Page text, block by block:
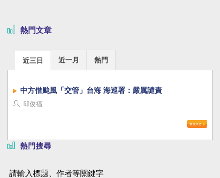
熱門文章
近三日 近一月 熱門
中方借颱風「交管」台海 海巡署：嚴厲譴責
邱俊福
熱門搜尋
請輸入標題、作者等關鍵字